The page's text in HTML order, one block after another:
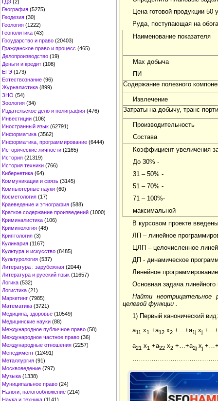
ГДЗ (2)
География (5275)
Геодезия (30)
Геология (1222)
Геополитика (43)
Государство и право (20403)
Гражданское право и процесс (465)
Делопроизводство (19)
Деньги и кредит (108)
ЕГЭ (173)
Естествознание (96)
Журналистика (899)
ЗНО (54)
Зоология (34)
Издательское дело и полиграфия (476)
Инвестиции (106)
Иностранный язык (62791)
Информатика (3562)
Информатика, программирование (6444)
Исторические личности (2165)
История (21319)
История техники (766)
Кибернетика (64)
Коммуникации и связь (3145)
Компьютерные науки (60)
Косметология (17)
Краеведение и этнография (588)
Краткое содержание произведений (1000)
Криминалистика (106)
Криминология (48)
Криптология (3)
Кулинария (1167)
Культура и искусство (8485)
Культурология (537)
Литература : зарубежная (2044)
Литература и русский язык (11657)
Логика (532)
Логистика (21)
Маркетинг (7985)
Математика (3721)
Медицина, здоровье (10549)
Медицинские науки (88)
Международное публичное право (58)
Международное частное право (36)
Международные отношения (2257)
Менеджмент (12491)
Металлургия (91)
Москвоведение (797)
Музыка (1338)
Муниципальное право (24)
Налоги, налогообложение (214)
Наука и техника (1141)
Цена готовой продукции 50
Руда, поступающая на
Наименование показателя
Max добыча
ПИ
Содержание полезного
Извлечение
Затраты на добычу, транс-
Производительность
Состава
Коэффициент увеличения
До 30% -
31 – 50% -
51 – 70% -
71 – 100%-
максимальной
В курсовом проекте
ЛП – линейное
ЦЛП – целочисленное
ДП - динамическое
Линейное
Основная задача
Найти неотрицательное
целевой функции .
1) Первый канонический вид:
a11 x1 +a12 x2 +…+a1j xj
a21 x1 +a22 x2 +…+a2j xj